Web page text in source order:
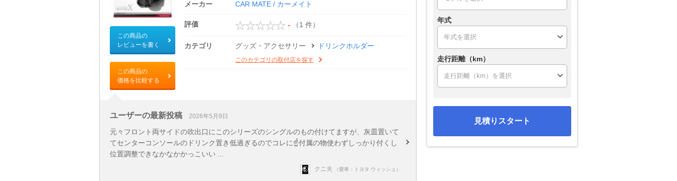
この商品の
レビューを書く
この商品の
価格を比較する
メーカー CAR MATE / カーメイト
評価 - （1 件）
カテゴリ グッズ・アクセサリー ドリンクホルダー
このカテゴリの取付店を探す
ユーザーの最新投稿 2026年5月9日
元々フロント両サイドの吹出口にこのシリーズのシングルのもの付けてますが、灰皿置いて
てセンターコンソールのドリンク置き低過ぎるのでコレに☝️付属の物使わずしっかり付くし
位置調整できなかなかかっこいい ...
クニ夫 （愛車：トヨタ ウィッシュ）
年式
走行距離（km）
見積りスタート